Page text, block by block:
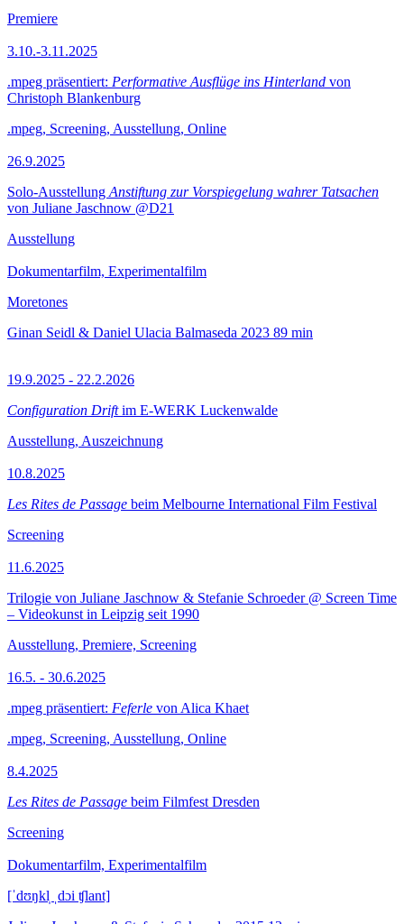
Premiere
3.10.-3.11.2025
.mpeg präsentiert: Performative Ausflüge ins Hinterland von
Christoph Blankenburg
.mpeg, Screening, Ausstellung, Online
26.9.2025
Solo-Ausstellung Anstiftung zur Vorspiegelung wahrer Tatsachen
von Juliane Jaschnow @D21
Ausstellung
Dokumentarfilm, Experimentalfilm
Moretones
Ginan Seidl & Daniel Ulacia Balmaseda 2023 89 min
19.9.2025 - 22.2.2026
Configuration Driftim E-WERK Luckenwalde
Ausstellung, Auszeichnung
10.8.2025
Les Rites de Passage beim Melbourne International Film Festival
Screening
11.6.2025
Trilogie von Juliane Jaschnow & Stefanie Schroeder @ Screen Time
– Videokunst in Leipzig seit 1990
Ausstellung, Premiere, Screening
16.5. - 30.6.2025
.mpeg präsentiert: Feferle von Alica Khaet
.mpeg, Screening, Ausstellung, Online
8.4.2025
Les Rites de Passage beim Filmfest Dresden
Screening
Dokumentarfilm, Experimentalfilm
[ˈdʊŋkl̩ ˌdɔi ʧlant]